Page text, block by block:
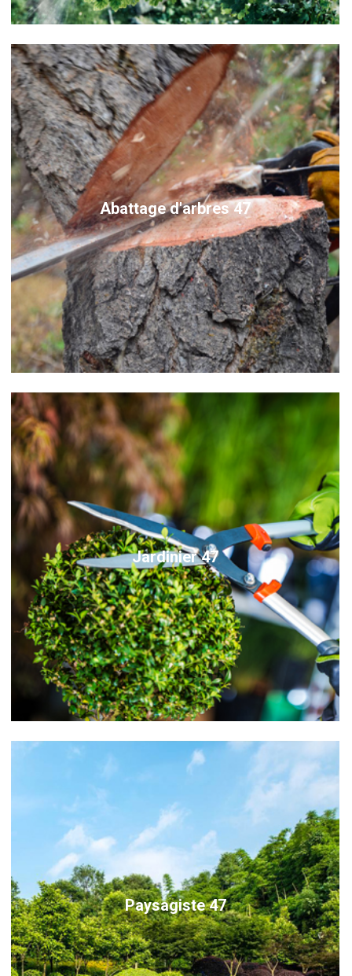
Abattage d'arbres 47
Jardinier 47
Paysagiste 47